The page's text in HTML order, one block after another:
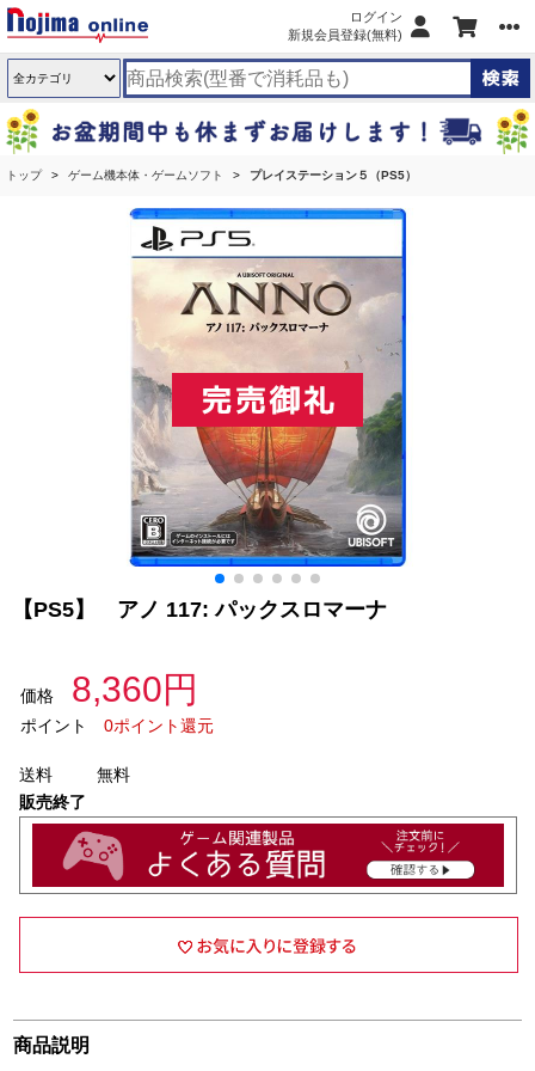
ログイン
新規会員登録(無料)
トップ ゲーム機本体・ゲームソフト プレイステーション５（PS5）
【PS5】 アノ 117: パックスロマーナ
価格 8,360円
ポイント 0ポイント還元
送料
無料
販売終了
商品説明